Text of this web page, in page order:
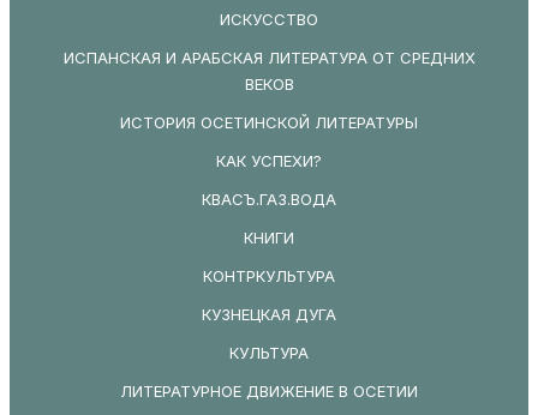
ИСКУССТВО
ИСПАНСКАЯ И АРАБСКАЯ ЛИТЕРАТУРА ОТ СРЕДНИХ
ВЕКОВ
ИСТОРИЯ ОСЕТИНСКОЙ ЛИТЕРАТУРЫ
КАК УСПЕХИ?
КВАСЪ.ГАЗ.ВОДА
КНИГИ
КОНТРКУЛЬТУРА
КУЗНЕЦКАЯ ДУГА
КУЛЬТУРА
ЛИТЕРАТУРНОЕ ДВИЖЕНИЕ В ОСЕТИИ